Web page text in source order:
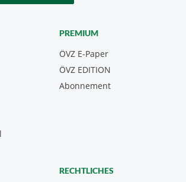
PREMIUM
ÖVZ E-Paper
Abonnement
ÖVZ EDITION
RECHTLICHES